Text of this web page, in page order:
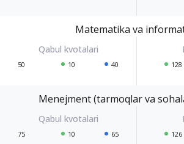
Matematika va
50 10 40 128
Menejment (tarmoqlar va
75 10 65 126